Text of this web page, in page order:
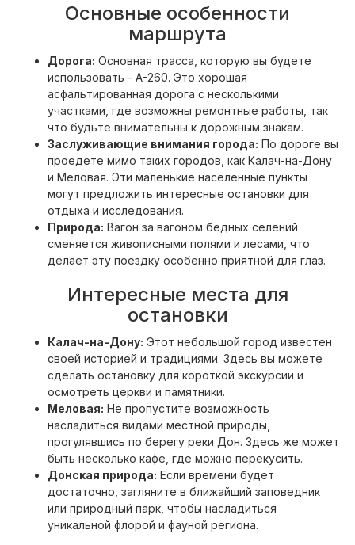
Основные особенности
маршрута
Дорога: Основная трасса, которую вы будете
использовать - А-260. Это хорошая
асфальтированная дорога с несколькими
участками, где возможны ремонтные работы, так
что будьте внимательны к дорожным знакам.
Заслуживающие внимания города: По дороге вы
проедете мимо таких городов, как Калач-на-Дону
и Меловая. Эти маленькие населенные пункты
могут предложить интересные остановки для
отдыха и исследования.
Природа: Вагон за вагоном бедных селений
сменяется живописными полями и лесами, что
делает эту поездку особенно приятной для глаз.
Интересные места для
остановки
Калач-на-Дону: Этот небольшой город известен
своей историей и традициями. Здесь вы можете
сделать остановку для короткой экскурсии и
осмотреть церкви и памятники.
Меловая: Не пропустите возможность
насладиться видами местной природы,
прогулявшись по берегу реки Дон. Здесь же может
быть несколько кафе, где можно перекусить.
Донская природа: Если времени будет
достаточно, загляните в ближайший заповедник
или природный парк, чтобы насладиться
уникальной флорой и фауной региона.